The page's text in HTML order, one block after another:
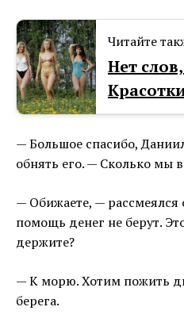
Читайте
Нет
— Большое спасибо,
обнять его. — Сколько мы
— Обижаете, — рассмеялся
помощь денег не берут.
держите?
— К морю. Хотим пожить
берега.